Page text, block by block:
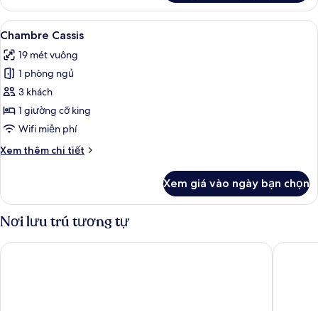
Chambre
Truffe
Xem
tất
cả
ảnh
Chambre
Cassis
Chambre Cassis | Két bảo mật tại
4
Chambre Cassis
19 mét vuông
1 phòng ngủ
3 khách
1 giường cỡ king
Wifi miễn phí
Xem thêm chi tiết
Chi
Chambre
Cassis
Xem giá vào ngày bạn chọn
Nơi lưu trú tương tự
Hôtel des Ducs